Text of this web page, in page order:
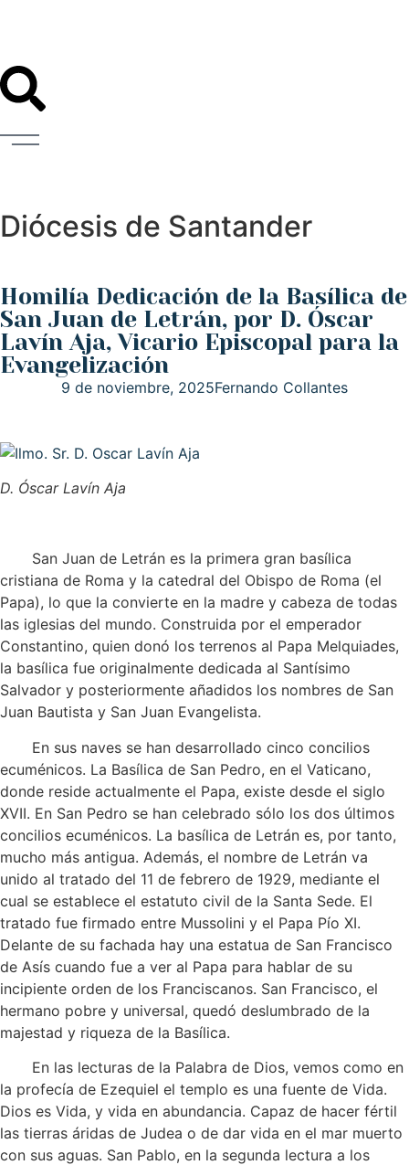
Diócesis de Santander
Homilía Dedicación de la Basílica de
San Juan de Letrán, por D. Óscar
Lavín Aja, Vicario Episcopal para la
Evangelización
9 de noviembre, 2025Fernando Collantes
D. Óscar Lavín Aja
San Juan de Letrán es la primera gran basílica
cristiana de Roma y la catedral del Obispo de Roma (el
Papa), lo que la convierte en la madre y cabeza de todas
las iglesias del mundo. Construida por el emperador
Constantino, quien donó los terrenos al Papa Melquiades,
la basílica fue originalmente dedicada al Santísimo
Salvador y posteriormente añadidos los nombres de San
Juan Bautista y San Juan Evangelista.
En sus naves se han desarrollado cinco concilios
ecuménicos. La Basílica de San Pedro, en el Vaticano,
donde reside actualmente el Papa, existe desde el siglo
XVII. En San Pedro se han celebrado sólo los dos últimos
concilios ecuménicos. La basílica de Letrán es, por tanto,
mucho más antigua. Además, el nombre de Letrán va
unido al tratado del 11 de febrero de 1929, mediante el
cual se establece el estatuto civil de la Santa Sede. El
tratado fue firmado entre Mussolini y el Papa Pío XI.
Delante de su fachada hay una estatua de San Francisco
de Asís cuando fue a ver al Papa para hablar de su
incipiente orden de los Franciscanos. San Francisco, el
hermano pobre y universal, quedó deslumbrado de la
majestad y riqueza de la Basílica.
En las lecturas de la Palabra de Dios, vemos como en
la profecía de Ezequiel el templo es una fuente de Vida.
Dios es Vida, y vida en abundancia. Capaz de hacer fértil
las tierras áridas de Judea o de dar vida en el mar muerto
con sus aguas. San Pablo, en la segunda lectura a los